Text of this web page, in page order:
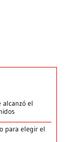
alcanzó el
para elegir el